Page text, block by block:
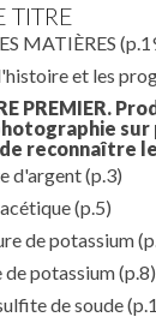
TITRE
MATIÈRES
et les
PREMIER.
reconnaître
d'argent(p.3)
(p.5)
de potassium
de potassium(p.8)
de soude